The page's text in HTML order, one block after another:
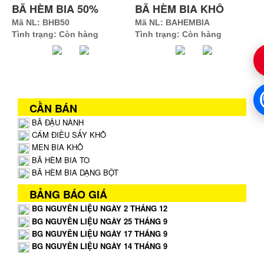
BÃ HÈM BIA 50%
Mã NL: BHB50
Tình trạng: Còn hàng
BÃ HÈM BIA KHÔ
Mã NL: BAHEMBIA
Tình trạng: Còn hàng
CẦN BÁN
BÃ ĐẬU NÀNH
CÁM ĐIỀU SẤY KHÔ
MEN BIA KHÔ
BÃ HÈM BIA TO
BÃ HÈM BIA DẠNG BỘT
BẢNG BÁO GIÁ
BG NGUYÊN LIỆU NGÀY 2 THÁNG 12
BG NGUYÊN LIỆU NGÀY 25 THÁNG 9
BG NGUYÊN LIỆU NGÀY 17 THÁNG 9
BG NGUYÊN LIỆU NGÀY 14 THÁNG 9